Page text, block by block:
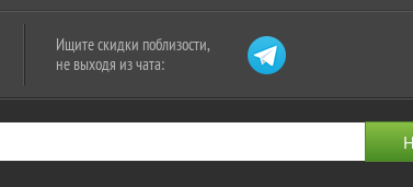
Ищите скидки поблизости,
не выходя из чата: